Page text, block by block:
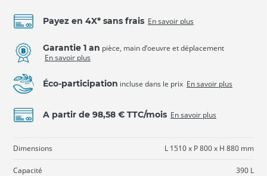
Payez en 4X* sans frais En savoir plus
Garantie 1 an pièce, main d’oeuvre et déplacement
En savoir plus
Éco-participation incluse dans le prix En savoir plus
A partir de 98,58 € TTC/mois En savoir plus
Dimensions L 1510 x P 800 x H 880 mm
Capacité 390 L